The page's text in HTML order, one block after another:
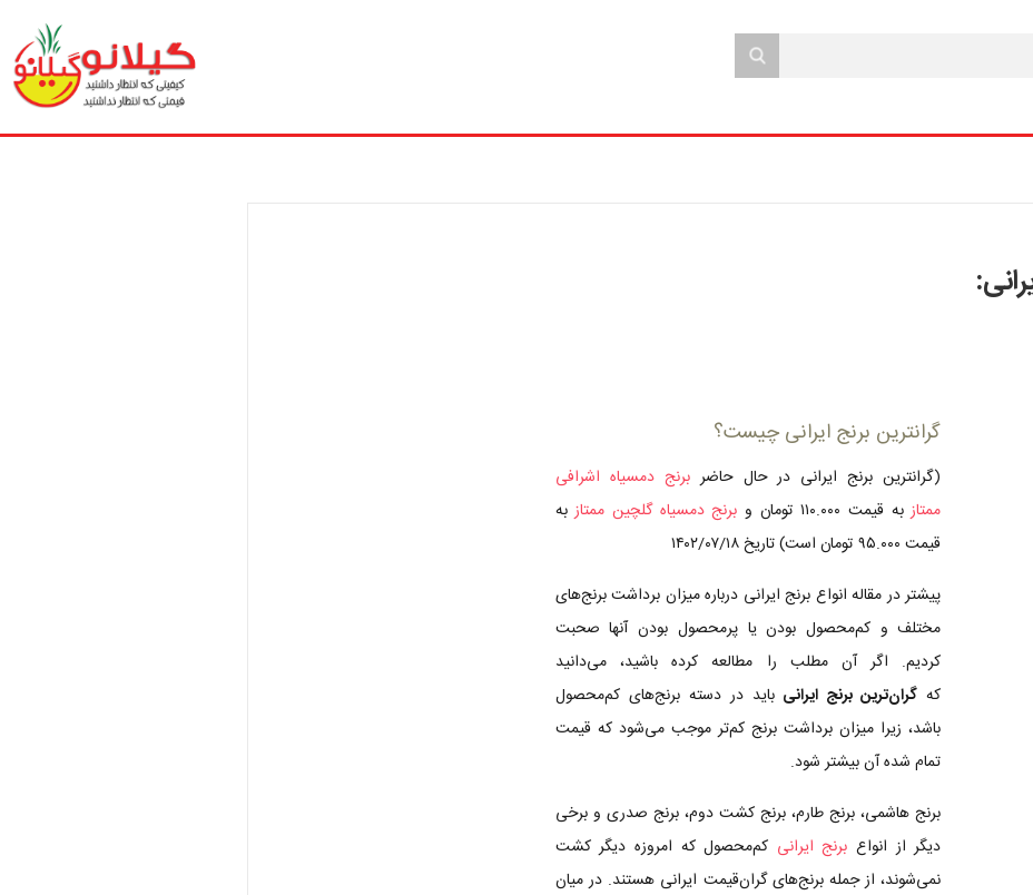
گرانترین برنج ایرانی چیست؟
(گرانترین برنج ایرانی در حال حاضربرنج دمسیاه اشرافی
ممتازبه قیمت ۱۱۰.۰۰۰ تومان و برنج دمسیاه گلچین ممتازبه
قیمت ۹۵.۰۰۰ تومان است) تاریخ ۱۴۰۲/۰۷/۱۸
پیشتر در مقاله انواع برنج ایرانی درباره میزان برداشت برنج‌های
مختلف و کم‌محصول بودن یا پرمحصول بودن آنها صحبت
کردیم. اگر آن مطلب را مطالعه کرده باشید، می‌دانید
که گران‌ترین برنج ایرانی باید در دسته برنج‌های کم‌محصول
باشد، زیرا میزان برداشت برنج کم‌تر موجب می‌شود که قیمت
تمام شده آن بیشتر شود.
برنج هاشمی، برنج طارم، برنج کشت دوم، برنج صدری و برخی
دیگر از انواع برنج ایرانی کم‌محصول که امروزه دیگر کشت
نمی‌شوند، از جمله برنج‌های گران‌قیمت ایرانی هستند. در میان